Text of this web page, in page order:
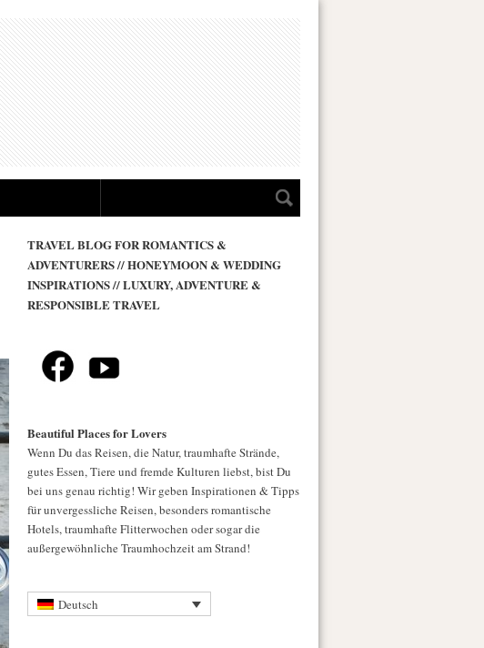
TRAVEL BLOG FOR ROMANTICS &
ADVENTURERS // HONEYMOON & WEDDING
INSPIRATIONS // LUXURY, ADVENTURE &
RESPONSIBLE TRAVEL
Beautiful Places for Lovers
Wenn Du das Reisen, die Natur, traumhafte Strände,
gutes Essen, Tiere und fremde Kulturen liebst, bist Du
bei uns genau richtig! Wir geben Inspirationen & Tipps
für unvergessliche Reisen, besonders romantische
Hotels, traumhafte Flitterwochen oder sogar die
außergewöhnliche Traumhochzeit am Strand!
Deutsch